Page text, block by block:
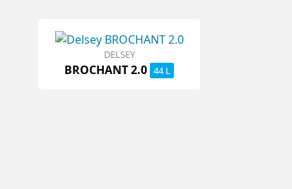
DELSEY
BROCHANT 2.0 44 L